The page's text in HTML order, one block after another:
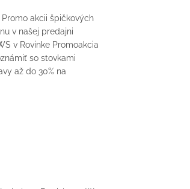
akcii špičkových
v našej predajni
v Rovinke Promoakcia
so stovkami
až do 30% na